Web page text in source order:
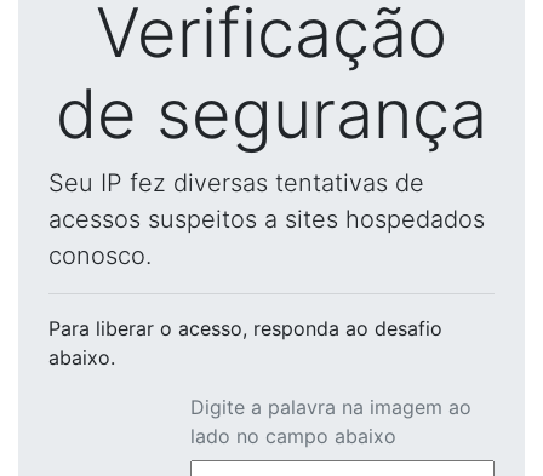
Verificação
de segurança
Seu IP fez diversas tentativas de
acessos suspeitos a sites hospedados
conosco.
Para liberar o acesso, responda ao desafio
abaixo.
Digite a palavra na imagem ao
lado no campo abaixo